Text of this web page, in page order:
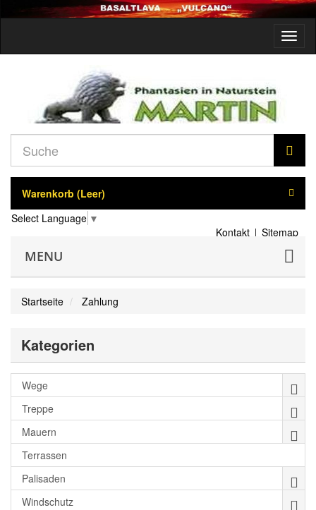
Warenkorb (Leer)
Select Language ▼
Kontakt
Sitemap
MENU
Startseite Zahlung
Kategorien
Wege
Treppe
Mauern
Terrassen
Palisaden
Windschutz